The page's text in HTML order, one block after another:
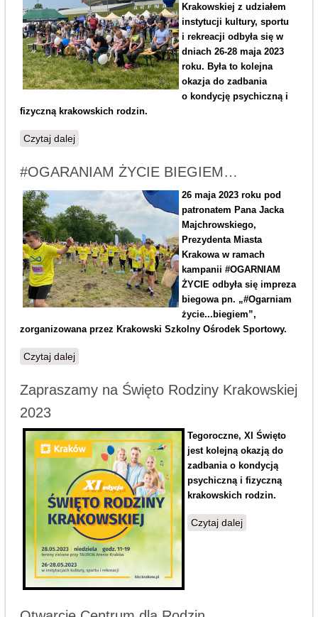
Krakowskiej z udziałem
instytucji kultury, sportu
i rekreacji odbyła się w
dniach 26-28 maja 2023
roku. Była to kolejna
okazja do zadbania
o kondycję psychiczną i
fizyczną krakowskich rodzin.
Czytaj dalejwpis Święto Rodziny Krakowskiej 2023
#OGARANIAM ŻYCIE BIEGIEM…
26 maja 2023 roku pod
patronatem Pana Jacka
Majchrowskiego,
Prezydenta Miasta
Krakowa w ramach
kampanii #OGARNIAM
ŻYCIE odbyła się impreza
biegowa pn. „#Ogarniam
życie...biegiem”,
zorganizowana przez Krakowski Szkolny Ośrodek Sportowy.
Czytaj dalejwpis #OGARANIAM ŻYCIE BIEGIEM…
Zapraszamy na Święto Rodziny Krakowskiej
2023
Tegoroczne, XI Święto
jest kolejną okazją do
zadbania o kondycją
psychiczną i fizyczną
krakowskich rodzin.
Czytaj dalejwpis